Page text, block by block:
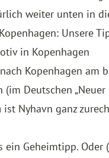
weiter unten in
Unsere
in Kopenhagen
Kopenhagen am
Deutschen
ist Nyhavn ganz
ein Geheimtipp.